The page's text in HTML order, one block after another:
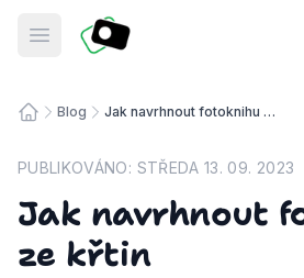
Otevřít menu
Fotosmart
Blog Jak navrhnout fotoknihu ze křtin
PUBLIKOVÁNO: STŘEDA 13. 09. 2023
Jak navrhnout
ze křtin